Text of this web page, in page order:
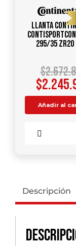
Llanta
295/35 ZR20
$
$
Añadir al
Descripción